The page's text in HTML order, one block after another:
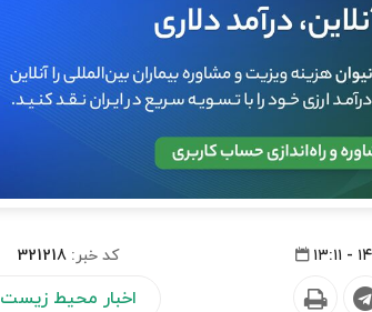
کد خبر: 321218
اخبار محیط زیست